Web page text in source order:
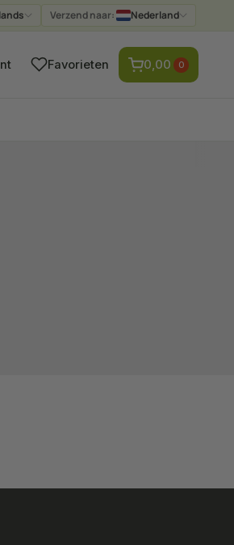
Verzend naar: Nederland
Favorieten 0,00 0